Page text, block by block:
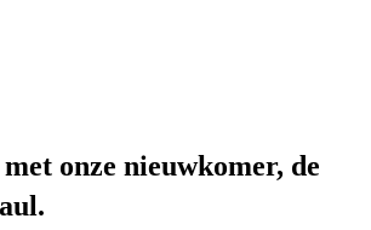
onze nieuwkomer, de